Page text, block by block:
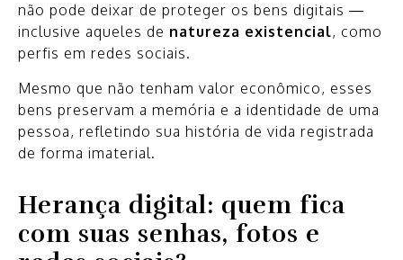
não pode deixar de proteger os bens digitais —
inclusive aqueles de natureza existencial, como
perfis em redes sociais.
Mesmo que não tenham valor econômico, esses
bens preservam a memória e a identidade de uma
pessoa, refletindo sua história de vida registrada
de forma imaterial.
Herança digital: quem fica
com suas senhas, fotos e